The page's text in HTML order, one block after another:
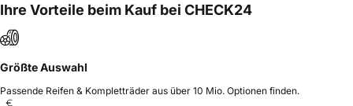
Ihre Vorteile beim Kauf bei CHECK24
Größte Auswahl
Passende Reifen & Kompletträder aus über 10 Mio. Optionen finden.